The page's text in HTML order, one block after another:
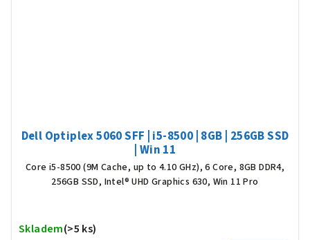
Dell Optiplex 5060 SFF | i5-8500 | 8GB | 256GB SSD
| Win 11
Core i5-8500 (9M Cache, up to 4.10 GHz), 6 Core, 8GB DDR4,
256GB SSD, Intel® UHD Graphics 630, Win 11 Pro
Skladem(>5 ks)